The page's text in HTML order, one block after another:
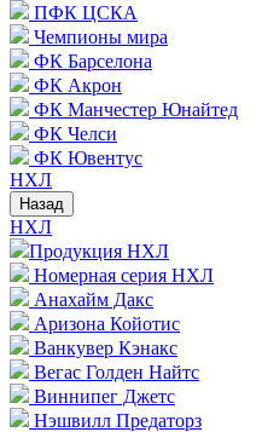
ПФК ЦСКА
Чемпионы мира
ФК Барселона
ФК Акрон
ФК Манчестер Юнайтед
ФК Челси
ФК Ювентус
НХЛ
Назад
НХЛ
Продукция НХЛ
Номерная серия НХЛ
Анахайм Дакс
Аризона Койотис
Ванкувер Кэнакс
Вегас Голден Найтс
Виннипег Джетс
Нэшвилл Предаторз